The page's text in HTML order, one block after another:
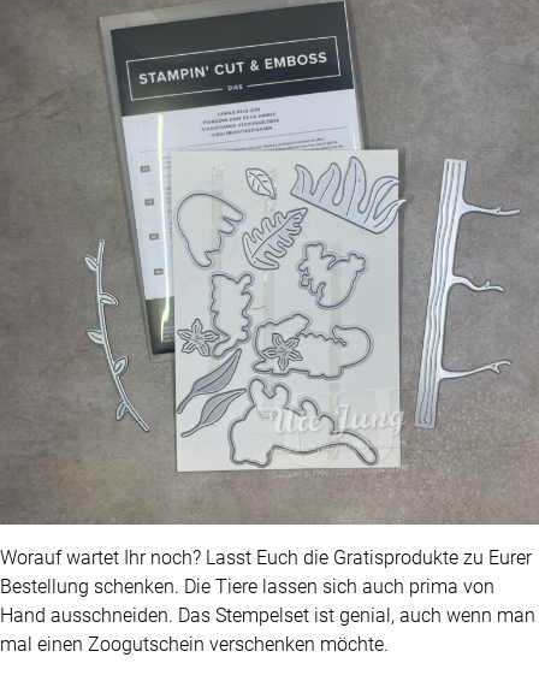
Worauf wartet Ihr noch? Lasst Euch die Gratisprodukte zu Eurer
Bestellung schenken. Die Tiere lassen sich auch prima von
Hand ausschneiden. Das Stempelset ist genial, auch wenn man
mal einen Zoogutschein verschenken möchte.